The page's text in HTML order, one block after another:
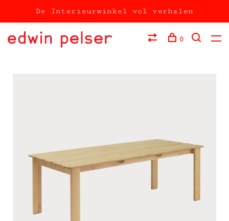
De Interieurwinkel vol verhalen
0